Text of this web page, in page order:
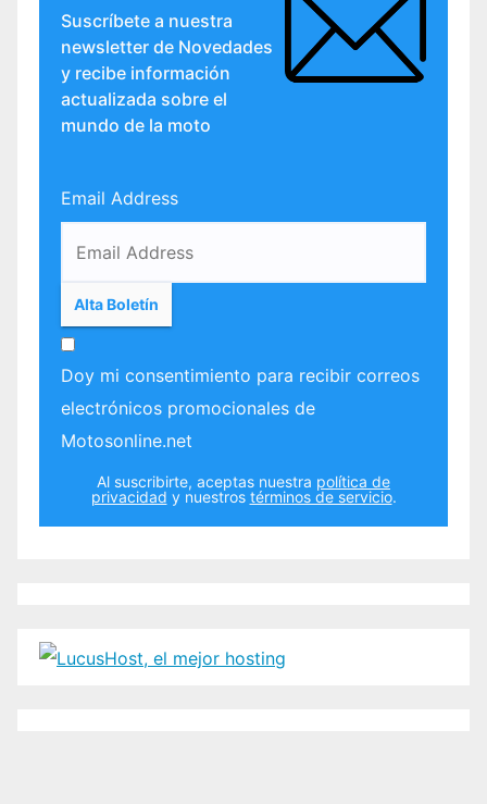
Suscríbete a nuestra
newsletter de Novedades
y recibe información
actualizada sobre el
mundo de la moto
Email Address
Doy mi consentimiento para recibir correos
electrónicos promocionales de
Motosonline.net
Al suscribirte, aceptas nuestra política de
privacidad y nuestros términos de servicio.